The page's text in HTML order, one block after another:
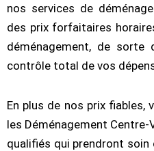
nos services de
des prix forfaitaires
déménagement, de sorte
contrôle total de vos
En plus de nos prix fiables,
les Déménagement
qualifiés qui prendront soin